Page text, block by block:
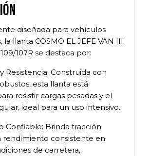
diseñada para vehículos
la llanta COSMO EL JEFE VAN III
109/107R se destaca por:
Resistencia: Construida con
esta llanta está
resistir cargas pesadas y el
ideal para un uso intensivo.
Confiable: Brinda tracción
rendimiento consistente en
de carretera,